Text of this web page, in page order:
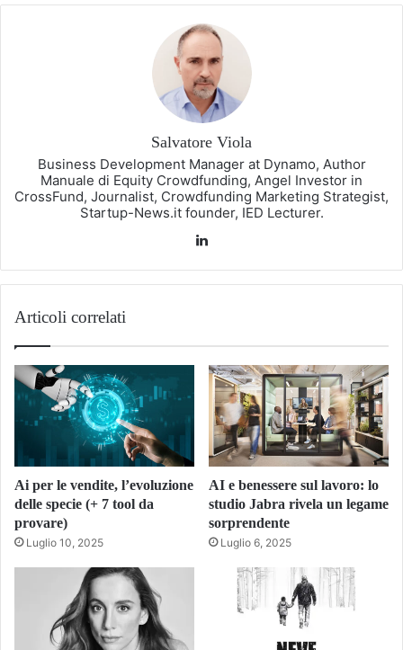
Salvatore Viola
Business Development Manager at Dynamo, Author
Manuale di Equity Crowdfunding, Angel Investor in
CrossFund, Journalist, Crowdfunding Marketing Strategist,
Startup-News.it founder, IED Lecturer.
Articoli correlati
Ai per le vendite, l’evoluzione
delle specie (+ 7 tool da
provare)
Luglio 10, 2025
AI e benessere sul lavoro: lo
studio Jabra rivela un legame
sorprendente
Luglio 6, 2025